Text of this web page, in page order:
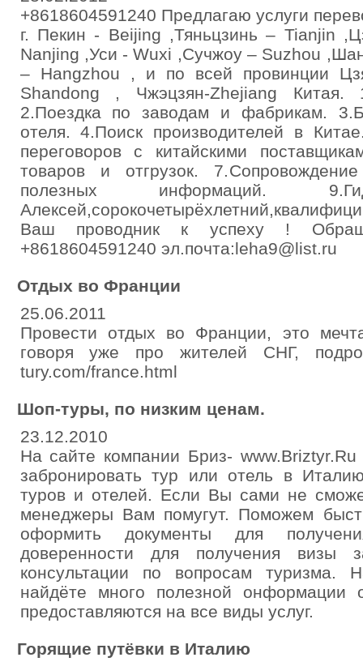
+8618604591240 Предлагаю услуги
г. Пекин - Beijing ,Тяньцзинь – Tianjin
Nanjing ,Уси - Wuxi ,Сучжоу – Suzhou
– Hangzhou , и по всей провинции
Shandong , Чжэцзян-Zhejiang Китая.
2.Поездка по заводам и фабрикам.
отеля. 4.Поиск производителей в
переговоров с китайскими
товаров и отгрузок.
полезных информаций.
Ваш проводник к успеху !
+8618604591240 эл.почта:leha9@list.ru
Отдых во Франции
25.06.2011
Провести отдых во Франции, это
говоря уже про жителей СНГ,
tury.com/france.html
Шоп-туры, по низким ценам.
23.12.2010
На сайте компании Бриз-
забронировать тур или отель в
туров и отелей. Если Вы сами не
менеджеры Вам помугут. Поможем
оформить документы для
доверенности для получения визы
консультации по вопросам туризма.
найдёте много полезной онформации
предоставляются на все виды услуг.
Горящие путёвки в Италию